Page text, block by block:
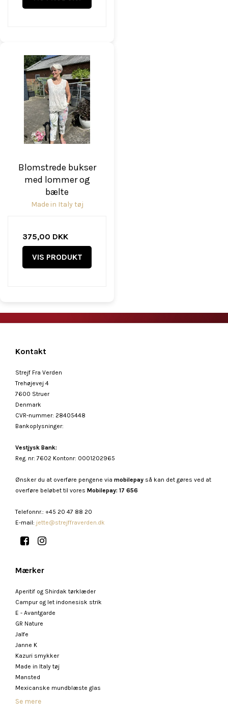
Blomstrede bukser
med lommer og
bælte
Made in Italy tøj
375,00 DKK
VIS PRODUKT
Kontakt
Strejf Fra Verden
Trehøjevej 4
7600 Struer
Denmark
CVR-nummer: 28405448
Bankoplysninger:
Vestjysk Bank:
Reg. nr: 7602 Kontonr: 0001202965
Ønsker du at overføre pengene via mobilepay så kan det gøres ved at
overføre beløbet til vores Mobilepay: 17 656
Telefonnr.: +45 20 47 88 20
E-mail: jette@strejffraverden.dk
Mærker
Aperitif og Shirdak tørklæder
Campur og let indonesisk strik
E - Avantgarde
GR Nature
Jalfe
Janne K
Kazuri smykker
Made in Italy tøj
Mansted
Mexicanske mundblæste glas
Se mere